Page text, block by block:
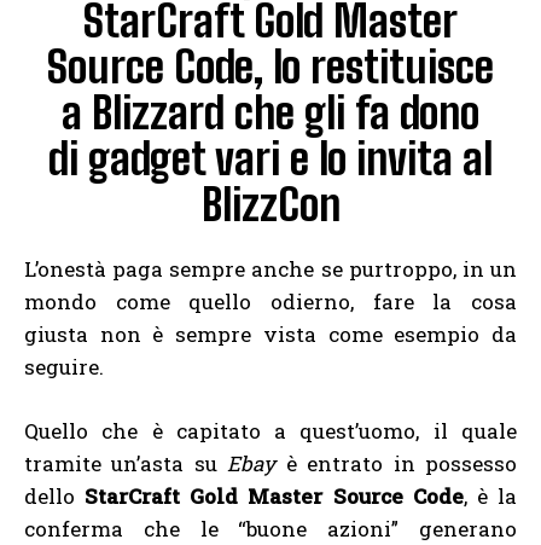
StarCraft Gold Master
Source Code, lo restituisce
a Blizzard che gli fa dono
di gadget vari e lo invita al
BlizzCon
L’onestà paga sempre anche se purtroppo, in un
mondo come quello odierno, fare la cosa
giusta non è sempre vista come esempio da
seguire.
Quello che è capitato a quest’uomo, il quale
tramite un’asta suEbayè entrato in possesso
dello StarCraft Gold Master Source Code, è la
conferma che le “buone azioni” generano